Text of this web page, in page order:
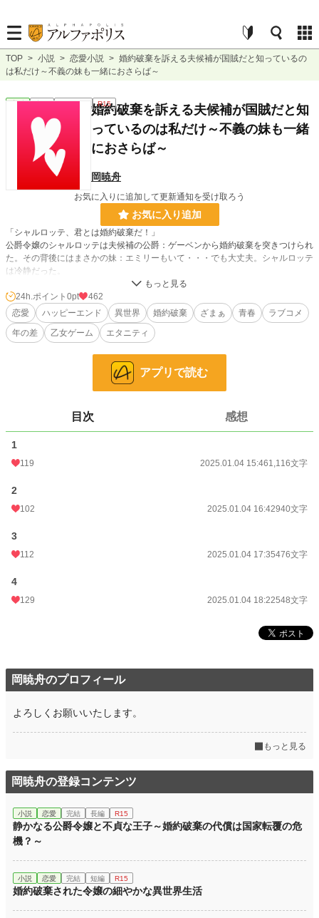
TOP > 小説 > 恋愛小説 > 婚約破棄を訴える夫候補が国賊だと知っているの
は私だけ～不義の妹も一緒におさらば～
恋愛 完結 ｼｮｰﾄｼｮｰﾄ R15
婚約破棄を訴える夫候補が国賊だと知
っているのは私だけ～不義の妹も一緒
におさらば～
岡暁舟
お気に入りに追加して更新通知を受け取ろう
お気に入り追加
「シャルロッテ、君とは婚約破棄だ！」
公爵令嬢のシャルロッテは夫候補の公爵：ゲーベンから婚約破棄を突きつけられ
た。その背後にはまさかの妹：エミリーもいて・・・でも大丈夫。シャルロッテ
は冷静だった。
小説 228,746 位 / 228,746 件
恋愛 66,363 位 / 66,363 件
初回公開日時
年間ポイント
累計ポイント
24h.ポイント 0pt
462
恋愛
ハッピーエンド 異世界 婚約破棄 ざまぁ 青春
ラブコメ
年の差
乙女ゲーム エタニティ
アプリで読む
目次 感想
1
119 2025.01.04 15:461,116文字
2
102 2025.01.04 16:42940文字
3
112 2025.01.04 17:35476文字
4
129 2025.01.04 18:22548文字
岡暁舟のプロフィール
よろしくお願いいたします。
もっと見る
岡暁舟の登録コンテンツ
小説 恋愛 完結 長編 R15
静かなる公爵令嬢と不貞な王子～婚約破棄の代償は国家転覆の危
機？～
小説 恋愛 完結 短編 R15
婚約破棄された令嬢の細やかな異世界生活